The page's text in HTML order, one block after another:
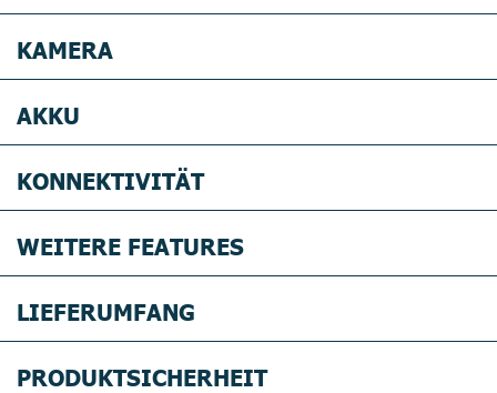
KAMERA
AKKU
KONNEKTIVITÄT
WEITERE FEATURES
LIEFERUMFANG
PRODUKTSICHERHEIT